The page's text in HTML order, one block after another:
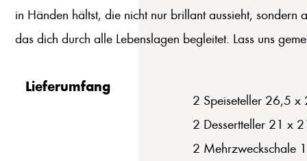
in Händen hältst, die nicht nur brillant aussieht,
das dich durch alle Lebenslagen begleitet. Lass uns
Lieferumfang
2 Speiseteller 26,5
2 Dessertteller 21 x
2 Mehrzweckschale